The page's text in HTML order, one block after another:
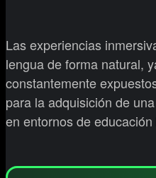
Las experiencias
lengua de forma natural,
constantemente
para la adquisición de
en entornos de